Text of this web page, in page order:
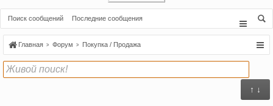
Поиск сообщений Последние сообщения
Главная Форум Покупка / Продажа
↑ ↓